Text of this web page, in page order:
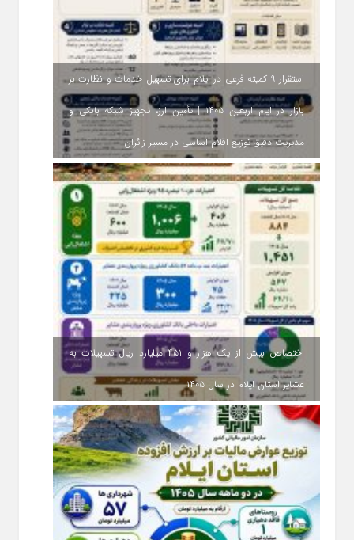
استقرار ۹ کمیته فرعی در ایلام برای تسهیل خدمات و نظارت بر
بازار در ایام اربعین ۱۴۰۵ | تأمین ارز، تجهیز شبکه بانکی و
مدیریت دقیق توزیع اقلام اساسی در مسیر زائران
اختصاص بیش از یک هزار و ۴۵۱ میلیارد ریال تسهیلات به
عشایر استان ایلام در سال ۱۴۰۵